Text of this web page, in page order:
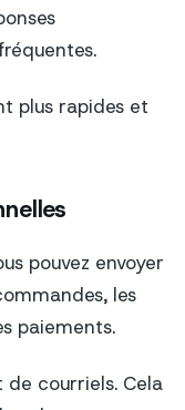
plus rapides et
pouvez envoyer
les
paiements.
courriels. Cela